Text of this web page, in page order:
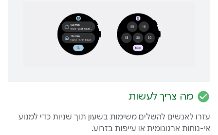
check_circle מה צריך לעשות
עזרו לאנשים להשלים משימות בשעון תוך שניות כדי למנוע
אי-נוחות ארגונומית או עייפות בזרוע.